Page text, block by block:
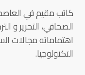
كاتب مقيم في
اهتماماته مجالات
التكنولوجيا.